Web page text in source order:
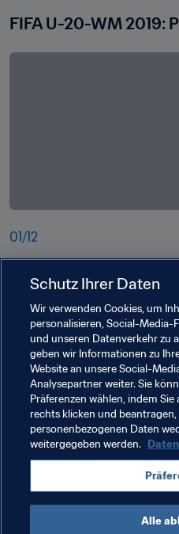
FIFA U-20-WM 2019:
01 /12
m1mty47tmulbwrvzjpx3.jpg
Verwandte
FIFA U-20-
Schutz Ihrer Daten
Wir verwenden Cookies, um
personalisieren, Social-
und unseren Datenverkehr zu
geben wir Informationen zu
Website an unsere Social-
Analysepartner weiter. Sie
Präferenzen wählen, indem
rechts klicken und beantragen,
personenbezogenen Daten
weitergegeben werden.
Alle